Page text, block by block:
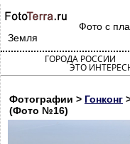
Фото с
Земля
ГОРОДА РОССИИ
ЭТО
Фотографии > Гонконг
(Фото №16)